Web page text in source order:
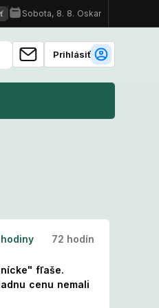
dni sa menia na pracovné!
Prihlásiť
72 hodín
fľaše.
cenu nemali